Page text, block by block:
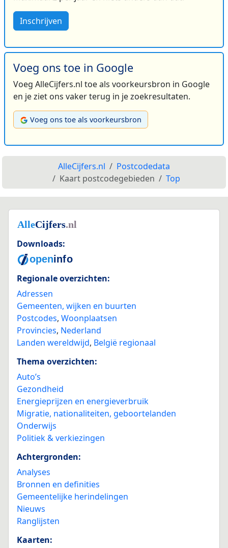
Inschrijven
Voeg ons toe in Google
Voeg AlleCijfers.nl toe als voorkeursbron in Google
en je ziet ons vaker terug in je zoekresultaten.
Voeg ons toe als voorkeursbron
AlleCijfers.nl
Postcodedata
Kaart postcodegebieden
Top
Downloads:
Regionale overzichten:
Adressen
Gemeenten, wijken en buurten
Postcodes, Woonplaatsen
Provincies, Nederland
Landen wereldwijd, België regionaal
Thema overzichten:
Auto’s
Gezondheid
Energieprijzen en energieverbruik
Migratie, nationaliteiten, geboortelanden
Onderwijs
Politiek & verkiezingen
Achtergronden:
Analyses
Bronnen en definities
Gemeentelijke herindelingen
Nieuws
Ranglijsten
Kaarten: